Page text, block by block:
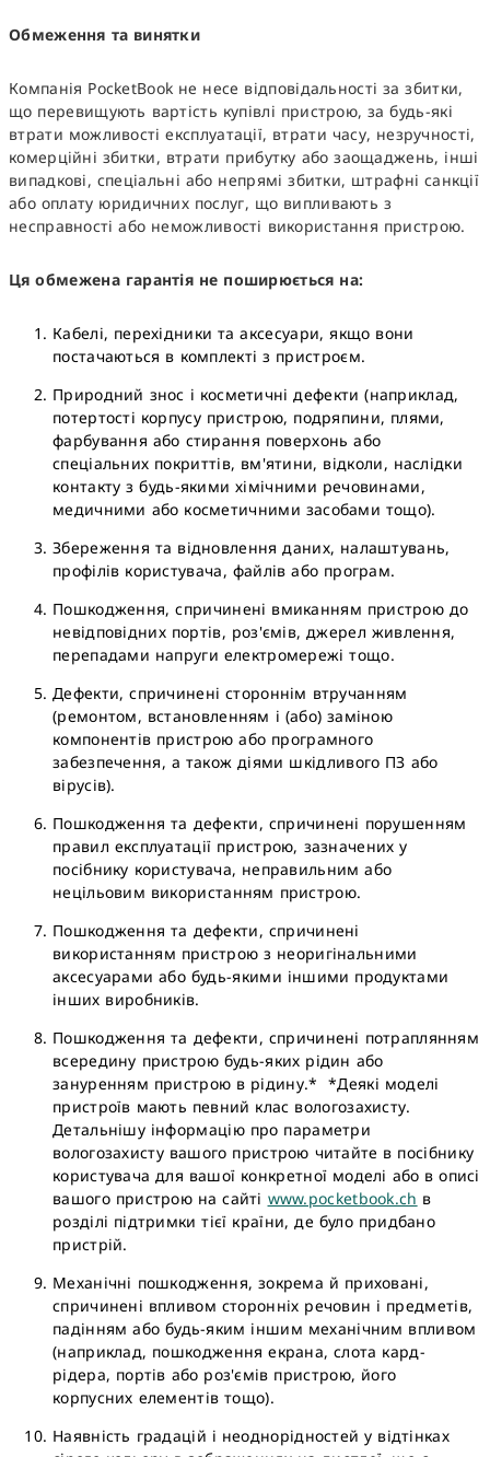
Обмеження та винятки
Компанія PocketBook не несе відповідальності за збитки,
що перевищують вартість купівлі пристрою, за будь-які
втрати можливості експлуатації, втрати часу, незручності,
комерційні збитки, втрати прибутку або заощаджень, інші
випадкові, спеціальні або непрямі збитки, штрафні санкції
або оплату юридичних послуг, що випливають з
несправності або неможливості використання пристрою.
Ця обмежена гарантія не поширюється на:
Кабелі, перехідники та аксесуари, якщо вони
постачаються в комплекті з пристроєм.
Природний знос і косметичні дефекти (наприклад,
потертості корпусу пристрою, подряпини, плями,
фарбування або стирання поверхонь або
спеціальних покриттів, вм'ятини, відколи, наслідки
контакту з будь-якими хімічними речовинами,
медичними або косметичними засобами тощо).
Збереження та відновлення даних, налаштувань,
профілів користувача, файлів або програм.
Пошкодження, спричинені вмиканням пристрою до
невідповідних портів, роз'ємів, джерел живлення,
перепадами напруги електромережі тощо.
Дефекти, спричинені стороннім втручанням
(ремонтом, встановленням і (або) заміною
компонентів пристрою або програмного
забезпечення, а також діями шкідливого ПЗ або
вірусів).
Пошкодження та дефекти, спричинені порушенням
правил експлуатації пристрою, зазначених у
посібнику користувача, неправильним або
нецільовим використанням пристрою.
Пошкодження та дефекти, спричинені
використанням пристрою з неоригінальними
аксесуарами або будь-якими іншими продуктами
інших виробників.
Пошкодження та дефекти, спричинені потраплянням
всередину пристрою будь-яких рідин або
зануренням пристрою в рідину.* *Деякі моделі
пристроїв мають певний клас вологозахисту.
Детальнішу інформацію про параметри
вологозахисту вашого пристрою читайте в посібнику
користувача для вашої конкретної моделі або в описі
вашого пристрою на сайті www.pocketbook.ch в
розділі підтримки тієї країни, де було придбано
пристрій.
Механічні пошкодження, зокрема й приховані,
спричинені впливом сторонніх речовин і предметів,
падінням або будь-яким іншим механічним впливом
(наприклад, пошкодження екрана, слота кард-
рідера, портів або роз'ємів пристрою, його
корпусних елементів тощо).
Наявність градацій і неоднорідностей у відтінках